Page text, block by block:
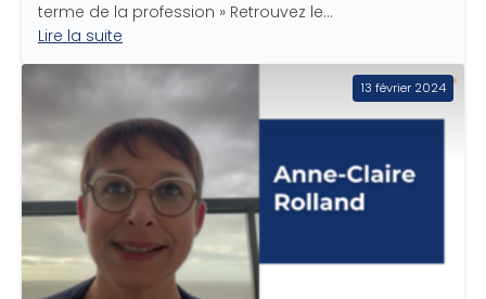
terme de la profession » Retrouvez le…
Lire la suite
13 février 2024